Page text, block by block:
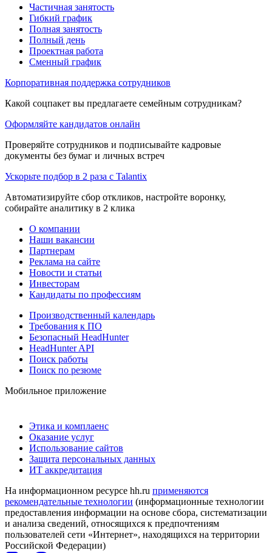
Частичная занятость
Гибкий график
Полная занятость
Полный день
Проектная работа
Сменный график
Корпоративная поддержка сотрудников
Какой соцпакет вы предлагаете семейным сотрудникам?
Оформляйте кандидатов онлайн
Проверяйте сотрудников и подписывайте кадровые
документы без бумаг и личных встреч
Ускорьте подбор в 2 раза с Talantix
Автоматизируйте сбор откликов, настройте воронку,
собирайте аналитику в 2 клика
О компании
Наши вакансии
Партнерам
Реклама на сайте
Новости и статьи
Инвесторам
Кандидаты по профессиям
Производственный календарь
Требования к ПО
Безопасный HeadHunter
HeadHunter API
Поиск работы
Поиск по резюме
Мобильное приложение
Этика и комплаенс
Оказание услуг
Использование сайтов
Защита персональных данных
ИТ аккредитация
На информационном ресурсе hh.ru применяются
рекомендательные технологии (информационные технологии
предоставления информации на основе сбора, систематизации
и анализа сведений, относящихся к предпочтениям
пользователей сети «Интернет», находящихся на территории
Российской Федерации)